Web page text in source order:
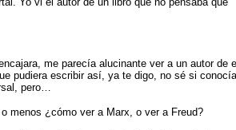
me parecía alucinante ver a un autor de
pudiera escribir así, ya te digo, no sé si conocía
pero…
menos ¿cómo ver a Marx, o ver a Freud?